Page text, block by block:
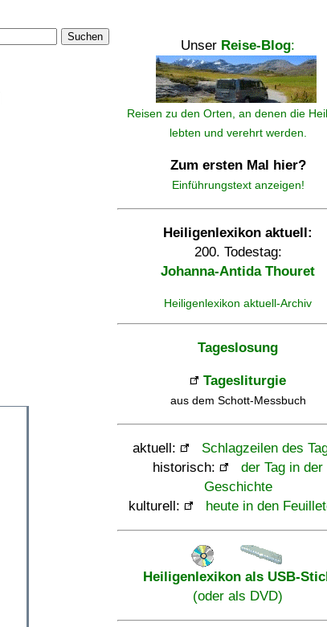
Suchen
Unser Reise-Blog:
Reisen zu den Orten, an denen die
lebten und verehrt werden.
Zum ersten Mal hier?
Einführungstext anzeigen!
Heiligenlexikon aktuell:
200. Todestag:
Johanna-Antida Thouret
Heiligenlexikon aktuell-Archiv
Tageslosung
Tagesliturgie
aus dem Schott-Messbuch
aktuell:
Schlagzeilen des
historisch:
der Tag in der
Geschichte
kulturell:
heute in den
Heiligenlexikon als USB-
(oder als DVD)